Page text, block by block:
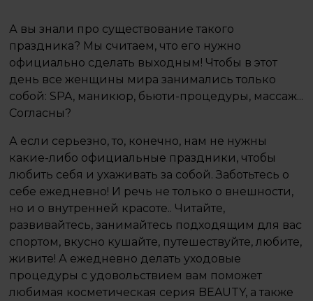
А вы знали про существование такого
праздника? Мы считаем, что его нужно
официально сделать выходным! Чтобы в этот
день все женщины мира занимались только
собой: SPA, маникюр, бьюти-процедуры, массаж...
Согласны?
А если серьезно, то, конечно, нам не нужны
какие-либо официальные праздники, чтобы
любить себя и ухаживать за собой. Заботьтесь о
себе ежедневно! И речь не только о внешности,
но и о внутренней красоте.. Читайте,
развивайтесь, занимайтесь подходящим для вас
спортом, вкусно кушайте, путешествуйте, любите,
живите! А ежедневно делать уходовые
процедуры с удовольствием вам поможет
любимая косметическая серия BEAUTY, а также